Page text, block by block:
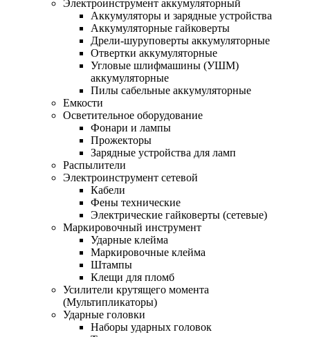
Электроинструмент аккумуляторный
Аккумуляторы и зарядные устройства
Аккумуляторные гайковерты
Дрели-шуруповерты аккумуляторные
Отвертки аккумуляторные
Угловые шлифмашины (УШМ)
аккумуляторные
Пилы сабельные аккумуляторные
Емкости
Осветительное оборудование
Фонари и лампы
Прожекторы
Зарядные устройства для ламп
Распылители
Электроинструмент сетевой
Кабели
Фены технические
Электрические гайковерты (сетевые)
Маркировочный инструмент
Ударные клейма
Маркировочные клейма
Штампы
Клещи для пломб
Усилители крутящего момента
(Мультипликаторы)
Ударные головки
Наборы ударных головок